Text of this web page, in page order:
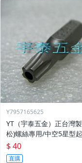
Y7957165625
YT（宇泰五金）正台灣
松)螺絲專用/中空5星型起
六角柄中空5星型起子頭/
中
$ 40
直購